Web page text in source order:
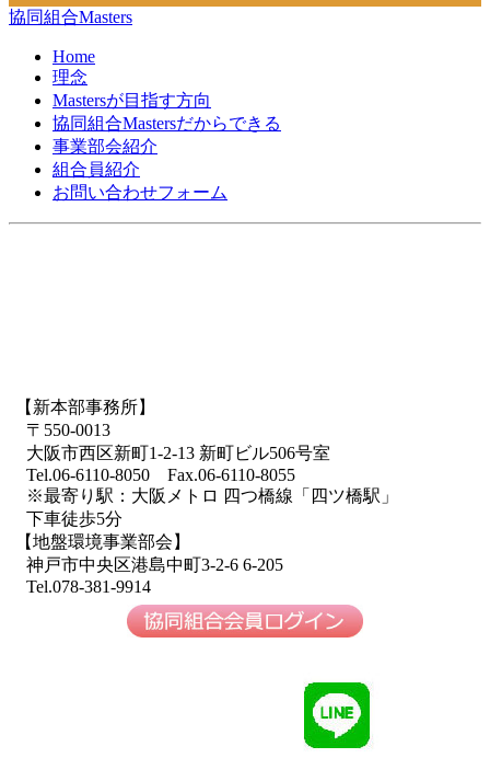
協同組合Masters
Home
理念
Mastersが目指す方向
協同組合Mastersだからできる
事業部会紹介
組合員紹介
お問い合わせフォーム
【新本部事務所】
〒550-0013
大阪市西区新町1-2-13 新町ビル506号室
Tel.06-6110-8050 Fax.06-6110-8055
※最寄り駅：大阪メトロ 四つ橋線「四ツ橋駅」
下車徒歩5分
【地盤環境事業部会】
神戸市中央区港島中町3-2-6 6-205
Tel.078-381-9914